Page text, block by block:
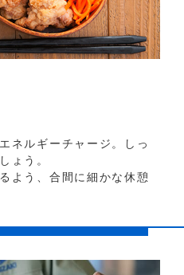
ネルギーチャージ。しっ
ょう。
よう、合間に細かな休憩